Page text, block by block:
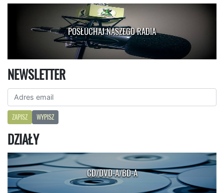
POSŁUCHAJ NASZEGO RADIA
NEWSLETTER
ZAPISZ WYPISZ
DZIAŁY
CD/DVD-A/BD-A